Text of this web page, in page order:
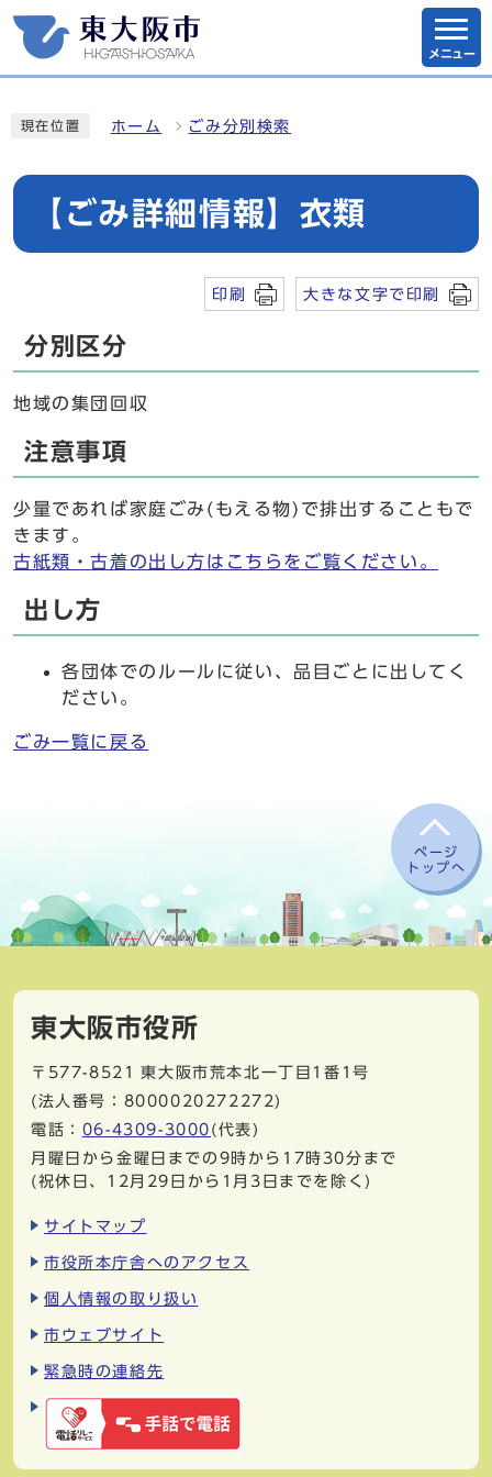
メニュー
現在位置 ホーム ごみ分別検索
【ごみ詳細情報】衣類
印刷 大きな文字で印刷
分別区分
地域の集団回収
注意事項
少量であれば家庭ごみ(もえる物)で排出することもで
きます。
古紙類・古着の出し方はこちらをご覧ください。
出し方
各団体でのルールに従い、品目ごとに出してく
ださい。
ごみ一覧に戻る
ページ
トップへ
東大阪市役所
〒577-8521
東大阪市荒本北一丁目1番1号
(法人番号：8000020272272)
電話： 06-4309-3000 (代表)
月曜日から金曜日までの9時から17時30分まで
(祝休日、12月29日から1月3日までを除く)
サイトマップ
市役所本庁舎へのアクセス
個人情報の取り扱い
市ウェブサイト
緊急時の連絡先